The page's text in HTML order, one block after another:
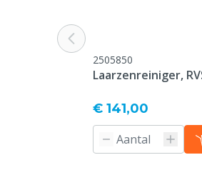
Model laars
Garantie
Type laars
2505850
Laarzenreiniger,
€ 141,00